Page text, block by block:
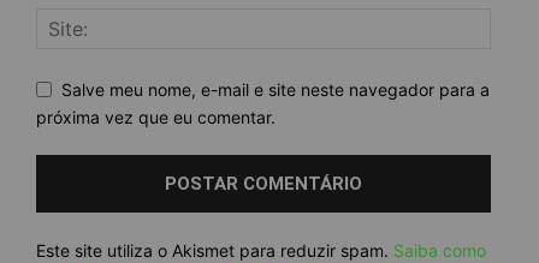
Salve meu nome, e-mail e site neste navegador para a
próxima vez que eu comentar.
Este site utiliza o Akismet para reduzir spam. Saiba como